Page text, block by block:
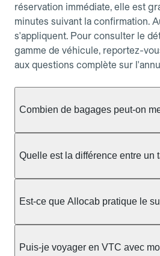
réservation immédiate, elle est
minutes suivant la confirmation.
s'appliquent. Pour consulter le
gamme de véhicule, reportez-
aux questions complète sur
Combien de bagages peut-on
réservée :
Berline, Green, Berline Affaires,
Moto-taxi : jusqu'à 2 bagages
bagage
Le prix de la course ne change
Quelle est la différence entre un
dans la rue ou à une station, avec
réservation préalable et propose
à l'avance, sans mauvaise
Est-ce que Allocab pratique le
prix de votre course est calculé
Puis-je voyager en VTC avec